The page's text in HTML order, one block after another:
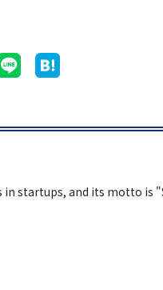
in startups, and its motto